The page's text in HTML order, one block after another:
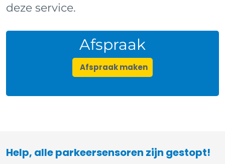
deze service.
Afspraak
Afspraak maken
Help, alle parkeersensoren zijn gestopt!